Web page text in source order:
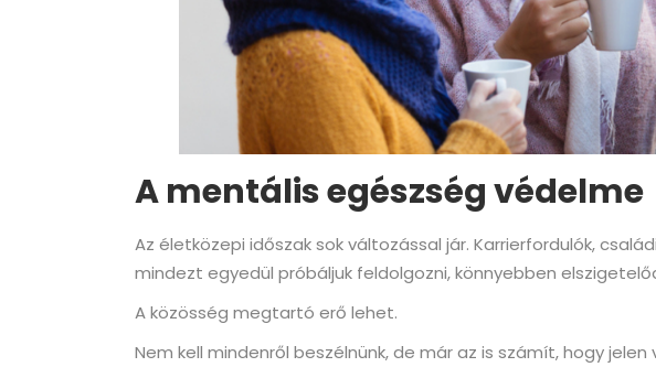
A mentális egészség védelme
Az életközepi időszak sok változással jár. Karrierfordulók,
mindezt egyedül próbáljuk feldolgozni, könnyebben
A közösség megtartó erő lehet.
Nem kell mindenről beszélnünk, de már az is számít, hogy jelen